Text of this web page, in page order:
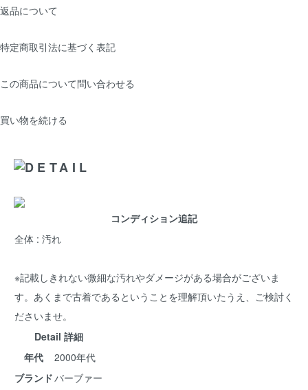
返品について
特定商取引法に基づく表記
この商品について問い合わせる
買い物を続ける
コンディション追記
全体 : 汚れ
※記載しきれない微細な汚れやダメージがある場合がございま
す。あくまで古着であるということを理解頂いたうえ、ご検討く
ださいませ。
Detail 詳細
年代
2000年代
ブランドバーブァー